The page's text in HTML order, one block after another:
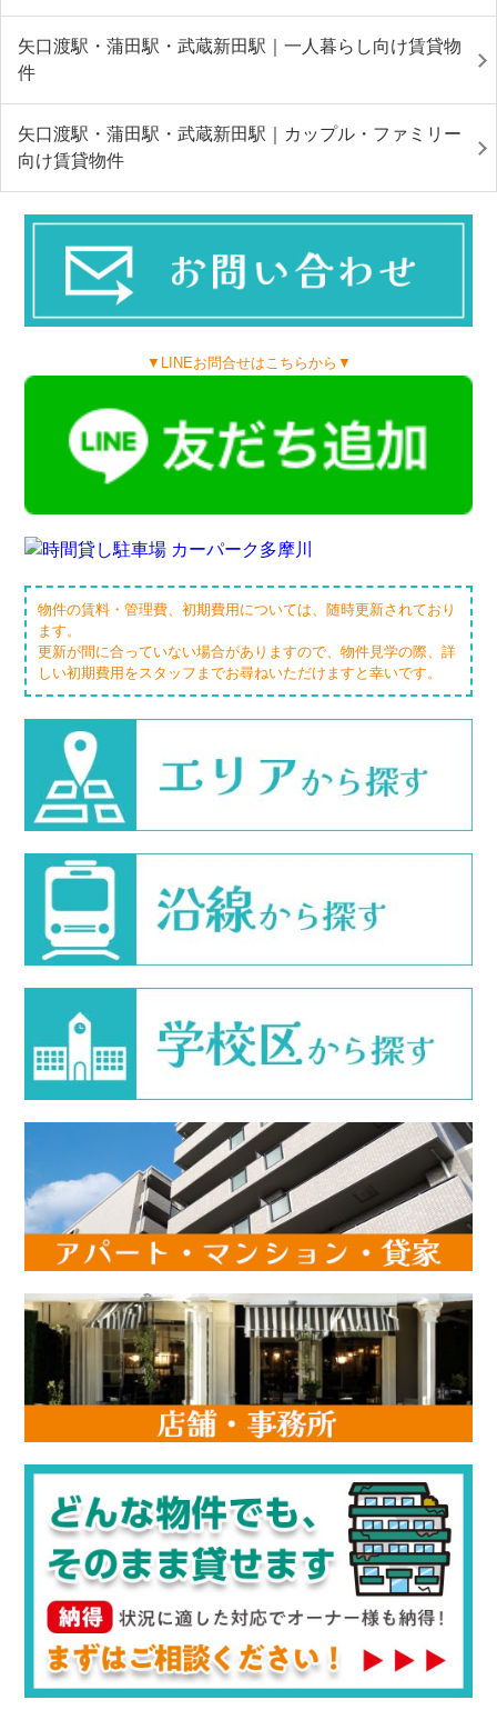
矢口渡駅・蒲田駅・武蔵新田駅｜一人暮らし向け賃貸物
件
矢口渡駅・蒲田駅・武蔵新田駅｜カップル・ファミリー
向け賃貸物件
▼LINEお問合せはこちらから▼
物件の賃料・管理費、初期費用については、随時更新されており
ます。
更新が間に合っていない場合がありますので、物件見学の際、詳
しい初期費用をスタッフまでお尋ねいただけますと幸いです。